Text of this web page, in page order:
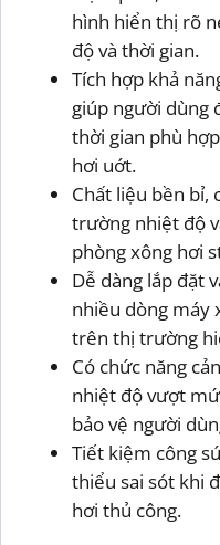
hình hiển thị rõ
độ và thời gian.
Tích hợp khả
giúp người dùng
thời gian phù
hơi uớt.
Chất liệu bền bỉ,
trường nhiệt độ
phòng xông hơi
Dễ dàng lắp đặt
nhiều dòng máy
trên thị trường
Có chức năng
nhiệt độ vượt
bảo vệ người
Tiết kiệm công
thiểu sai sót khi
hơi thủ công.